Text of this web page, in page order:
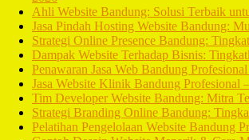
Ahli Website Bandung: Solusi Terbaik
Jasa Pindah Hosting Website Bandung:
Strategi Online Presence Bandung:
Dampak Website Terhadap Bisnis:
Penawaran Jasa Web Bandung
Jasa Website Klinik Bandung Profesional
Tim Developer Website Bandung: Mitra
Strategi Branding Online Bandung:
Pelatihan Pengelolaan Website Bandung